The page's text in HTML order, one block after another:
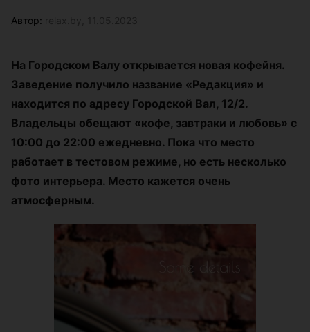
Автор:
На Городском Валу открывается новая кофейня.
Заведение получило название «Редакция» и
находится по адресу Городской Вал, 12/2.
Владельцы обещают «кофе, завтраки и любовь» с
10:00 до 22:00 ежедневно. Пока что место
работает в тестовом режиме, но есть несколько
фото интерьера. Место кажется очень
атмосферным.